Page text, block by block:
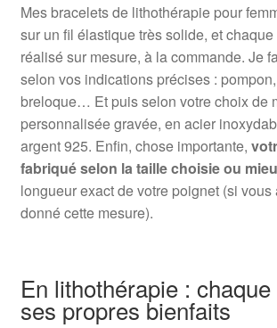
Mes bracelets de lithothérapie pour
sur un fil élastique très solide, et
réalisé sur mesure, à la commande. Je
selon vos indications précises :
breloque… Et puis selon votre choix de
personnalisée gravée, en acier
argent 925. Enfin, chose importante,
fabriqué selon la taille choisie ou
longueur exact de votre poignet (si vous
donné cette mesure).
En lithothérapie :
ses propres bienfaits